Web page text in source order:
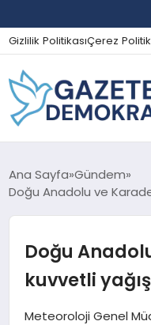
Gizlilik PolitikasıÇerez
GÜNDEM
SPOR
Ana Sayfa Gündem
Doğu Anadolu ve
Doğu
kuvvetli
Meteoroloji Genel